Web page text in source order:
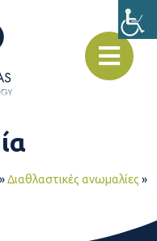
»Διαθλαστικές ανωμαλίες »